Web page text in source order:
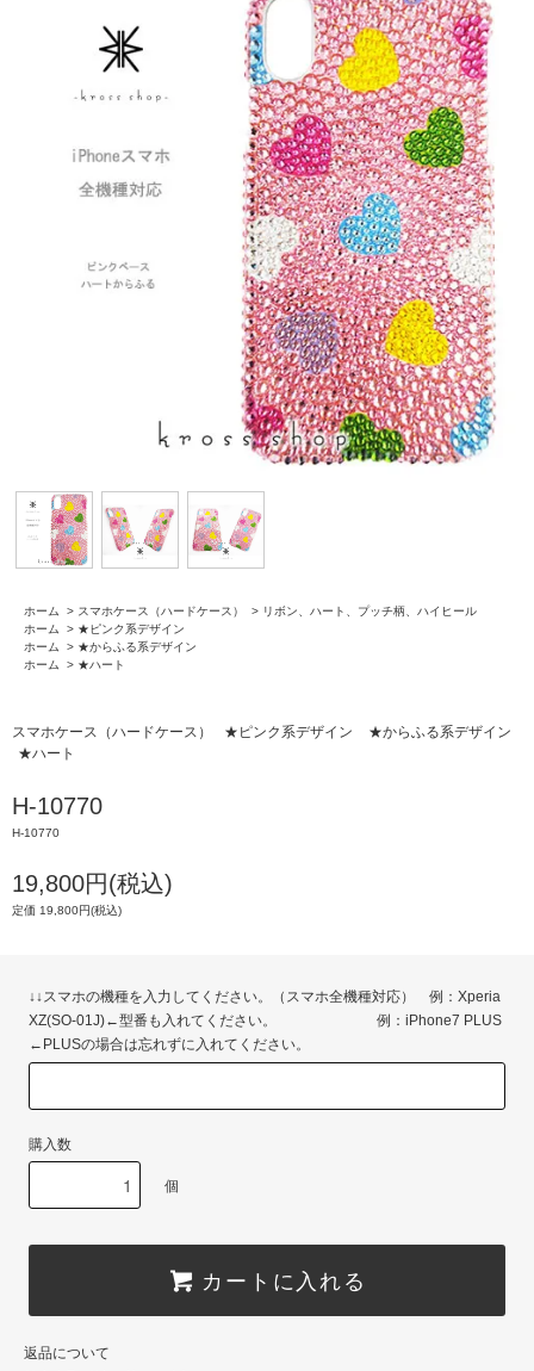
ホーム > スマホケース（ハードケース） > リボン、ハート、プッチ柄、ハイヒール
ホーム
> ★ピンク系デザイン
ホーム
> ★からふる系デザイン
ホーム
> ★ハート
スマホケース（ハードケース） ★ピンク系デザイン
★からふる系デザイン
★ハート
H-10770
H-10770
19,800円(税込)
定価 19,800円(税込)
↓↓スマホの機種を入力してください。（スマホ全機種対応） 例：Xperia
XZ(SO-01J)←型番も入れてください。 例：iPhone7 PLUS
←PLUSの場合は忘れずに入れてください。
購入数
個
カートに入れる
返品について